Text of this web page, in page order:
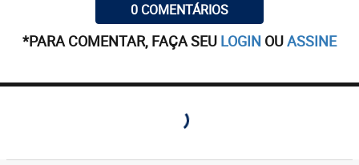
0 COMENTÁRIOS
*PARA COMENTAR, FAÇA SEU LOGIN OUASSINE